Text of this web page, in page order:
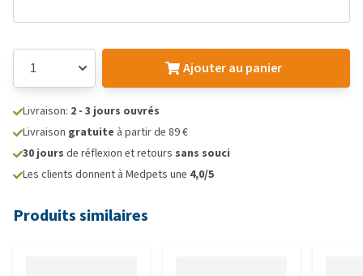
Ajouter au panier
Livraison: 2 - 3 jours ouvrés
Livraison gratuite à partir de 89 €
30 jours de réflexion et retours sans souci
Les clients donnent à Medpets une 4,0/5
Produits similaires